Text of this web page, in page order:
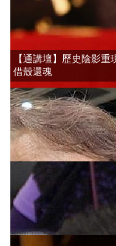
【通講壇】歷史陰影重
借殼還魂